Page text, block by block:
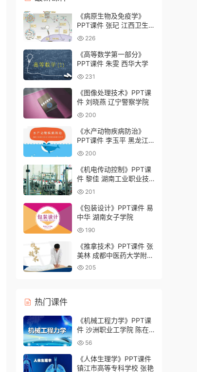
《病原生物及免疫学》
PPT课件 张玘 江西卫生
职业学院
226
《高等数学第一部分》
PPT课件 朱雯 西华大学
231
《图像处理技术》PPT课
件 刘晓燕 辽宁警察学院
200
《水产动物疾病防治》
PPT课件 李玉平 黑龙江
农业工程职业学院
200
《机电传动控制》PPT课
件 黎佳 湖南工业职业技
术学院
201
《包装设计》PPT课件 易
中华 湖南女子学院
190
《推拿技术》PPT课件 张
美林 成都中医药大学附属
医院针灸学校（四川省针
205
热门课件
《机械工程力学》PPT课
件 沙洲职业工学院 陈在
铁 56
《人体生理学》PPT课件
镇江市高等专科学校 张艳